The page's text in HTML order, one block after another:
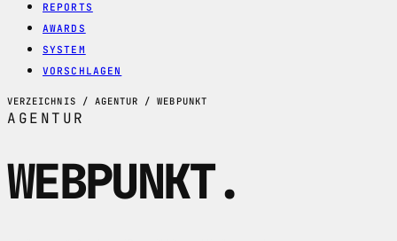
REPORTS
AWARDS
SYSTEM
VORSCHLAGEN
VERZEICHNIS / AGENTUR / WEBPUNKT
AGENTUR
WEBPUNKT.